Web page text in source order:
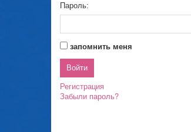
Пароль:
запомнить меня
Регистрация
Забыли пароль?